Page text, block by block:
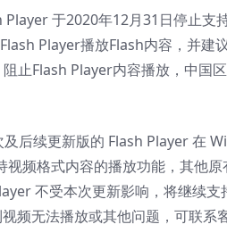
Player 于2020年12月31日停止
Player播放Flash内容，并建
止Flash Player内容播放，中国区
后续更新版的 Flash Player 在
视频格式内容的播放功能，其他
不受本次更新影响，将继续
频无法播放或其他问题，可联系